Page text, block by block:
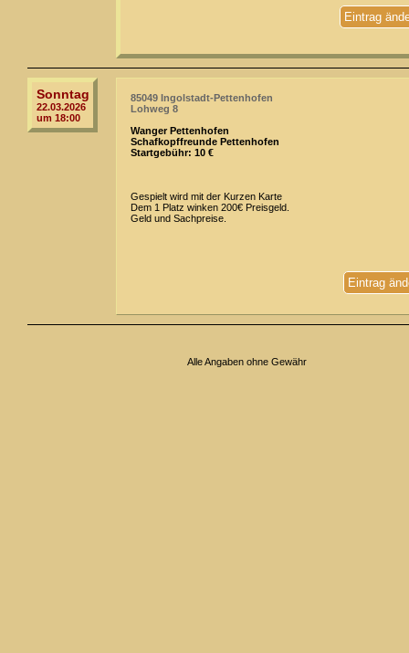
Eintrag
Sonntag
22.03.2026
um 18:00
85049 Ingolstadt-Pettenhofen
Lohweg 8
Wanger Pettenhofen
Schafkopffreunde Pettenhofen
Startgebühr: 10 €
Gespielt wird mit der Kurzen Karte
Dem 1 Platz winken 200€ Preisgeld.
Geld und Sachpreise.
Eintrag
Alle Angaben ohne Gewähr